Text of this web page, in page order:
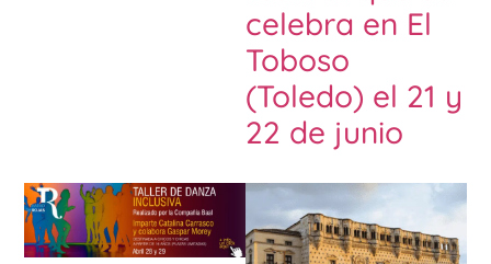
celebra en El
Toboso
(Toledo) el 21 y
22 de junio